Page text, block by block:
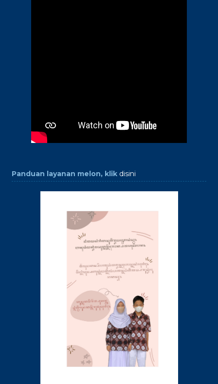
Panduan layanan melon, klik disini